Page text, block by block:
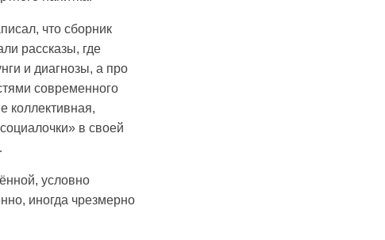
что сборник
рассказы, где
и диагнозы, а про
современного
коллективная,
в своей
условно
иногда чрезмерно